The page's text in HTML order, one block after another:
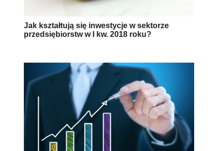
Jak kształtują się inwestycje w sektorze
przedsiębiorstw w I kw. 2018 roku?